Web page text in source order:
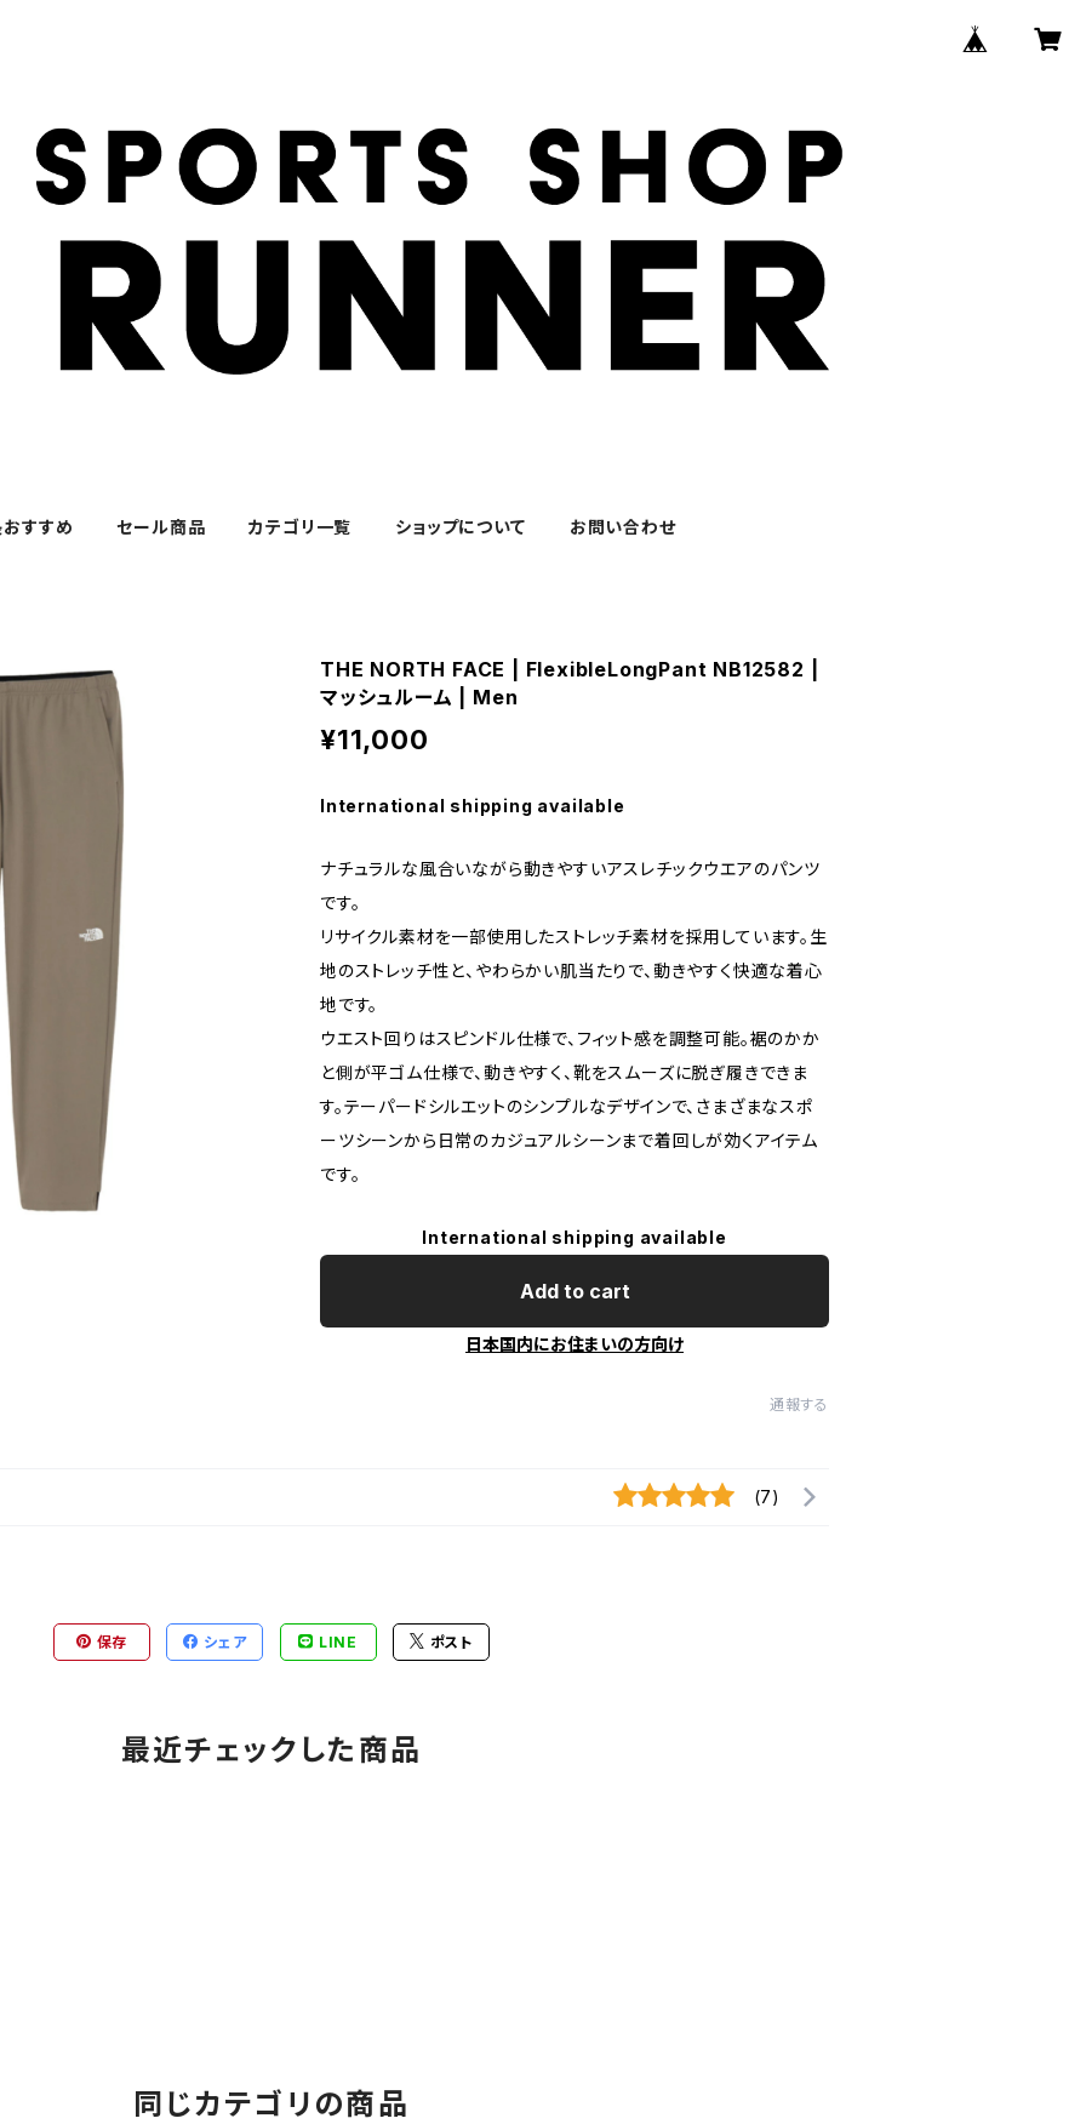
すすめ セール商品 カテゴリ一覧 ショップについて お問い合わせ
THE NORTH FACE | FlexibleLongPant NB12582 |
マッシュルーム | Men
¥11,000
International shipping available
ナチュラルな風合いながら動きやすいアスレチックウエアのパンツ
です。
リサイクル素材を一部使用したストレッチ素材を採用しています。生
地のストレッチ性と、やわらかい肌当たりで、動きやすく快適な着心
地です。
ウエスト回りはスピンドル仕様で、フィット感を調整可能。裾のかか
と側が平ゴム仕様で、動きやすく、靴をスムーズに脱ぎ履きできま
す。テーパードシルエットのシンプルなデザインで、さまざまなスポ
ーツシーンから日常のカジュアルシーンまで着回しが効くアイテム
です。
International shipping available
Add to cart
日本国内にお住まいの方向け
通報する
(7)
保存 シェア LINE ポスト
最近チェックした商品
同じカテゴリの商品